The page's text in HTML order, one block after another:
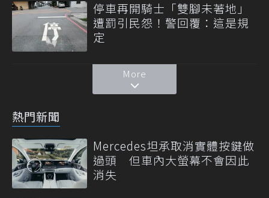
停車再開騎士「雙腳未著地」
遭罰引民怨！警回覆：這是規
定
More
熱門新聞
Mercedes坦承取消實體按鍵做
過頭 但車內大螢幕不會因此
消失